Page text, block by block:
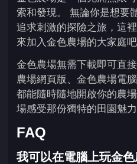
索和發現。 無論你是想要
追求刺激的探險之旅，這
來加入金色農場的大家庭吧
金色農場無需下載即可直
農場網頁版、金色農場電
都能隨時隨地開啟你的農
場感受那份獨特的田園魅力
FAQ
我可以在電腦上玩金色